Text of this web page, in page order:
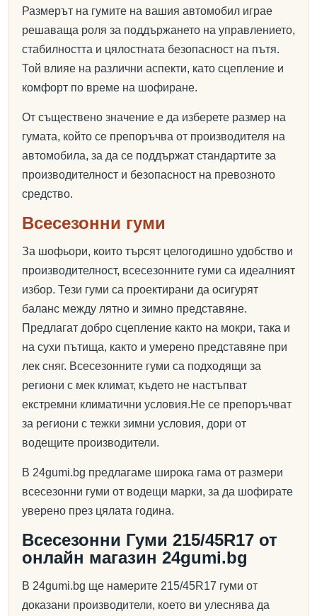
Размерът на гумите на вашия автомобил играе
решаваща роля за поддържането на управлението,
стабилността и цялостната безопасност на пътя.
Той влияе на различни аспекти, като сцепление и
комфорт по време на шофиране.
От съществено значение е да изберете размер на
гумата, който се препоръчва от производителя на
автомобила, за да се поддържат стандартите за
производителност и безопасност на превозното
средство.
Всесезонни гуми
За шофьори, които търсят целогодишно удобство и
производителност, всесезонните гуми са идеалният
избор. Тези гуми са проектирани да осигурят
баланс между лятно и зимно представяне.
Предлагат добро сцепление както на мокри, така и
на сухи пътища, както и умерено представяне при
лек сняг. Всесезонните гуми са подходящи за
региони с мек климат, където не настъпват
екстремни климатични условия.Не се препоръчват
за региони с тежки зимни условия, дори от
водещите производители.
В 24gumi.bg предлагаме широка гама от размери
всесезонни гуми от водещи марки, за да шофирате
уверено през цялата година.
Всесезонни Гуми 215/45R17 от
онлайн магазин 24gumi.bg
В 24gumi.bg ще намерите 215/45R17 гуми от
доказани производители, което ви улеснява да